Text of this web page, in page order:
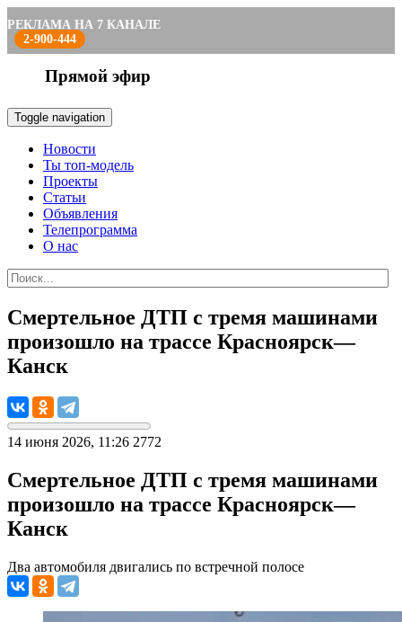
РЕКЛАМА НА 7 КАНАЛЕ
2-900-444
Прямой эфир
Toggle navigation
Новости
Ты топ-модель
Проекты
Статьи
Объявления
Телепрограмма
О нас
Смертельное ДТП с тремя машинами
произошло на трассе Красноярск—
Канск
14 июня 2026, 11:26 2772
Смертельное ДТП с тремя машинами
произошло на трассе Красноярск—
Канск
Два автомобиля двигались по встречной полосе